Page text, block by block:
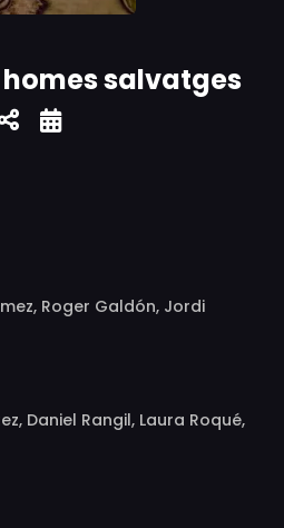
homes salvatges
Roger Galdón, Jordi
Daniel Rangil, Laura Roqué,